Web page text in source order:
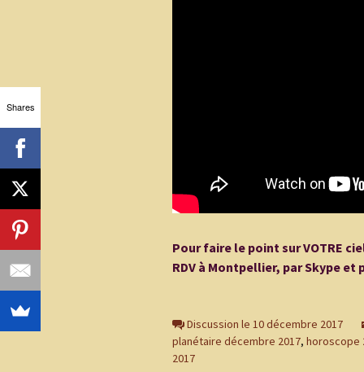
Pour faire le point sur VOTRE
RDV à Montpellier, par Skype et
Discussion le 10 décembre 2017
planétaire décembre 2017, horoscope
2017
Shares